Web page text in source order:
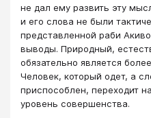
не дал ему развить эту
и его слова не были
представленной раби
выводы. Природный,
обязательно является
Человек, который одет, а
приспособлен, переходит
уровень совершенства.